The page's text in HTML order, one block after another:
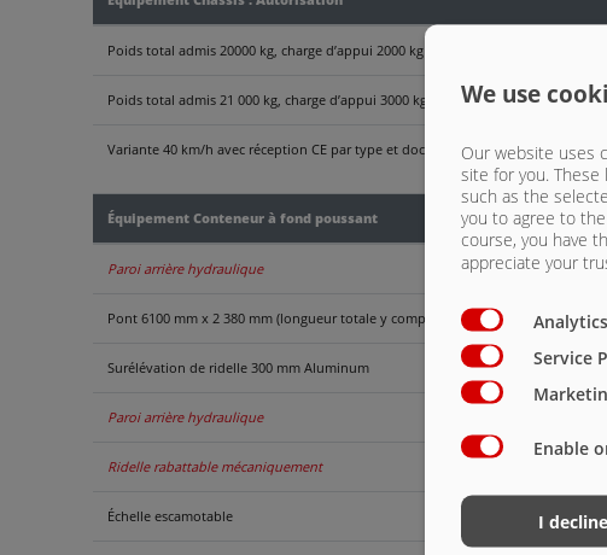
Poids total admis 20000 kg, charge d’appui 2000 kg
Poids total admis 21 000 kg, charge d’appui 3000 kg jusqu’à 40 km/h
Variante 40 km/h avec réception CE par type et documents COC
Équipement Conteneur à fond poussant
Paroi arrière hydraulique
Pont 6100 mm x 2 380 mm (longueur totale y compris paroi arrière 800mm)
Surélévation de ridelle 300 mm Aluminum
Paroi arrière hydraulique
Ridelle rabattable mécaniquement
Échelle escamotable
We use
Our website uses
site for you.
such as the
you to agree to
course, you have
appreciate your
Analytics
Service
Enable
I decline